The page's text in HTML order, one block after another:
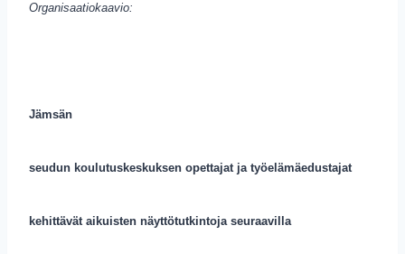
Organisaatiokaavio:
Jämsän
seudun koulutuskeskuksen opettajat ja työelämäedustajat
kehittävät aikuisten näyttötutkintoja seuraavilla